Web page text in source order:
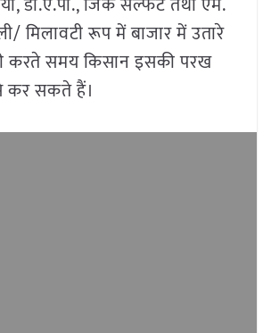
मिलावटी रूप में बाजार में उतारे
करते समय किसान इसकी परख
कर सकते हैं।